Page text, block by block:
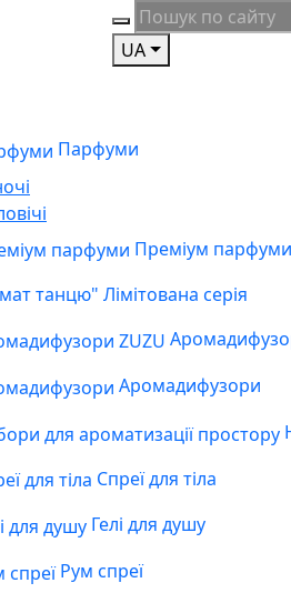
UA
Парфуми
Преміум парфуми
танцю" Лімітована серія
Аромадифузори
Спреї для тіла
Гелі для душу
Рум спреї